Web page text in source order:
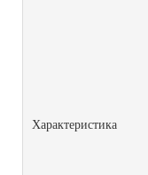
Характеристика